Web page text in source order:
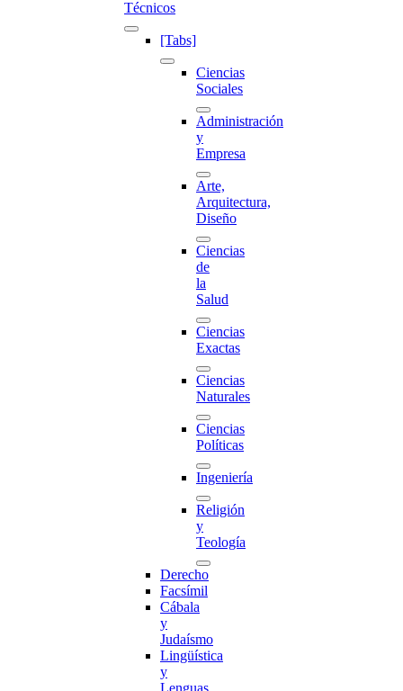
Técnicos
[Tabs]
Ciencias
Sociales
Administración
y
Empresa
Arte,
Arquitectura,
Diseño
Ciencias
de
la
Salud
Ciencias
Exactas
Ciencias
Naturales
Ciencias
Políticas
Ingeniería
Religión
y
Teología
Derecho
Facsímil
Cábala
y
Judaísmo
Lingüística
y
Lenguas